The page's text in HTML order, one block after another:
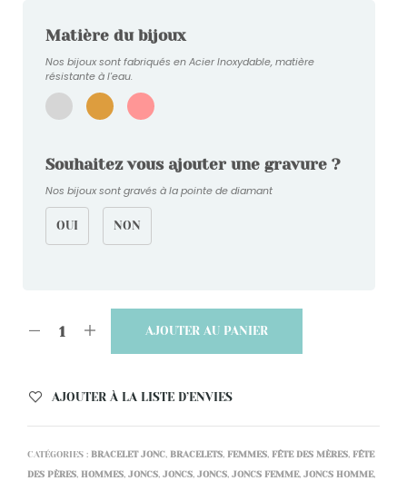
Matière du bijoux
Nos bijoux sont fabriqués en Acier Inoxydable, matière
résistante à l'eau.
Souhaitez vous ajouter une gravure ?
Nos bijoux sont gravés à la pointe de diamant
OUI NON
AJOUTER AU PANIER
AJOUTER À LA LISTE D’ENVIES
CATÉGORIES : BRACELET JONC, BRACELETS, FEMMES, FÊTE DES MÈRES, FÊTE
DES PÈRES, HOMMES, JONCS, JONCS, JONCS, JONCS FEMME, JONCS HOMME,